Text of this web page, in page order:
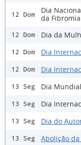
12 Dom
Dia
da
12 Dom Dia da
12 Dom Dia
12 Dom Dia
13 Seg Dia
13 Seg Dia
13 Seg Dia do
13 Seg Abolição